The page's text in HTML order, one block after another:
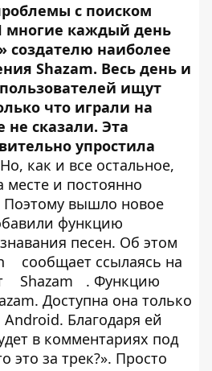
с поиском
многие каждый день
создателю наиболее
Shazam. Весь день и
ищут
что играли на
не сказали. Эта
упростила
Но, как и все остальное,
месте и постоянно
Поэтому вышло новое
функцию
песен. Об этом
сообщает ссылаясь на
Shazam
. Функцию
Доступна она только
Благодаря ей
в комментариях под
это за трек?». Просто